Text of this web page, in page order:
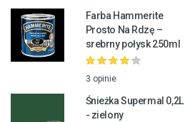
Farba Hammerite
Prosto Na Rdzę –
srebrny połysk 250ml
3 opinie
Śnieżka Supermal 0,2L
- zielony